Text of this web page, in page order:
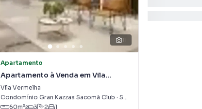
11
Apartamento
Apartamento à Venda em Vila
Vermelha
Vila Vermelha
Condomínio Gran Kazzas Sacomã Club · São Paulo
60m² 3 2 1